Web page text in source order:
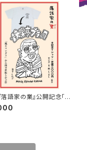
落語家の業』公開記念「快
Ｔ」